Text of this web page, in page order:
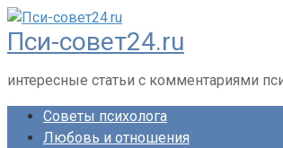
Перейти
к
контенту
Пси-совет24.ru
интересные статьи с комментариями
Советы психолога
Любовь и отношения